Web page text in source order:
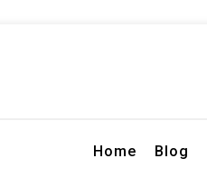
Home Blog